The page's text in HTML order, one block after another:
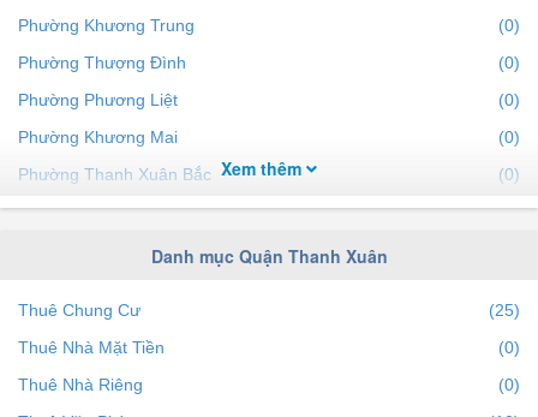
Phường Khương Trung
(0)
Phường Thượng Đình
(0)
Phường Phương Liệt
(0)
Phường Khương Mai
(0)
Phường Thanh Xuân Bắc
(0)
Phường Hạ Đình
(0)
Phường Kim Giang
Xem thêm
Danh mục Quận Thanh Xuân
Thuê Chung Cư
(25)
Thuê Nhà Mặt Tiền
(0)
Thuê Nhà Riêng
(0)